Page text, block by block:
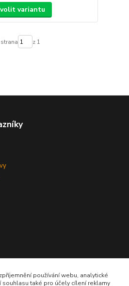
variantu
strana z 1
používání webu, analytické
souhlasu také pro účely cílení reklamy